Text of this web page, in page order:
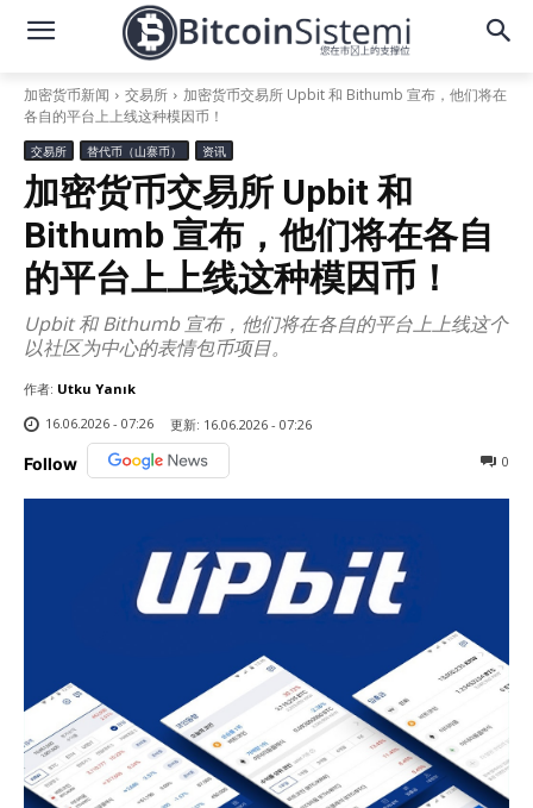
加密货币新闻 交易所
加密货币交易所 Upbit 和 Bithumb 宣布，他们将在
各自的平台上上线这种模因币！
交易所 替代币（山寨币） 资讯
加密货币交易所 Upbit 和
Bithumb 宣布，他们将在各自
的平台上上线这种模因币！
Upbit 和 Bithumb 宣布，他们将在各自的平台上上线这个
以社区为中心的表情包币项目。
作者: Utku Yanık
16.06.2026 - 07:26
更新: 16.06.2026 - 07:26
Follow 0